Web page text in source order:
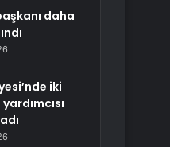
daha
iki